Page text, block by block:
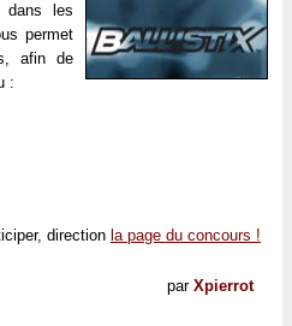
dans les
permet
afin de
:
direction la page du concours !
par Xpierrot